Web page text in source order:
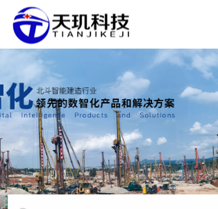
网站首页
系统中心
解决方案
项目案例